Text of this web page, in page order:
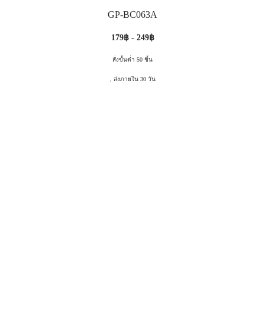
GP-BC063A
179฿ - 249฿
สั่งขั้นต่ำ 50 ชิ้น
, ส่งภายใน 30 วัน